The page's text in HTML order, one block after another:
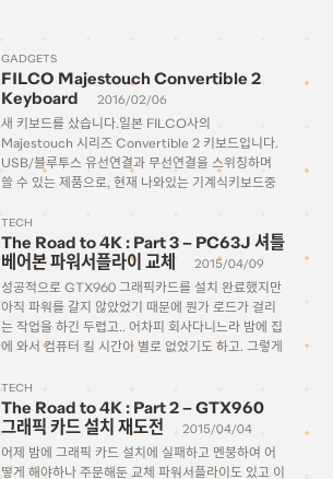
GADGETS
FILCO Majestouch Convertible 2
Keyboard
2016/02/06
새 키보드를 샀습니다.일본 FILCO사의
Majestouch 시리즈 Convertible 2 키보드입니다.
USB/블루투스 유선연결과 무선연결을 스위칭하며
쓸 수 있는 제품으로, 현재 나와있는 기계식키보드중
루투스로 무선 연결이 가능한 기계식 키보드입니다.
깔끔한 디자인입니다. 요즘 기계식 키보드의 트렌드는
화려하게 LED라이트를 […]
TECH
The Road to 4K : Part 3 – PC63J 셔틀
베어본 파워서플라이 교체
2015/04/09
성공적으로 GTX960 그래픽카드를 설치 완료했지만
아직 파워를 갈지 않았었기 때문에 뭔가 로드가 걸리
는 작업을 하긴 두렵고.. 어차피 회사다니느라 밤에 집
에 와서 컴퓨터 킬 시간이 별로 없었기도 하고. 그렇게
어 지난주에 주문 넣었던 파워서플라이가 택배로 […]
TECH
The Road to 4K : Part 2 – GTX960
그래픽 카드 설치 재도전
2015/04/04
어제 밤에 그래픽 카드 설치에 실패하고 멘붕하여 어
떻게 해야하나 주문해둔 교체 파워서플라이도 있고 이